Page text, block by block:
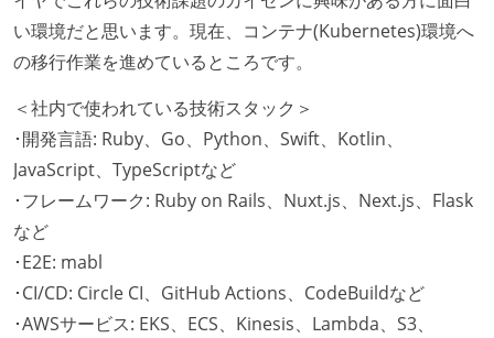
い環境だと思います。現在、コンテナ(Kubernetes)環境へ
の移行作業を進めているところです。
＜社内で使われている技術スタック＞
･開発言語: Ruby、Go、Python、Swift、Kotlin、
JavaScript、TypeScriptなど
･フレームワーク: Ruby on Rails、Nuxt.js、Next.js、Flask
など
･E2E: mabl
･CI/CD: Circle CI、GitHub Actions、CodeBuildなど
･AWSサービス: EKS、ECS、Kinesis、Lambda、S3、